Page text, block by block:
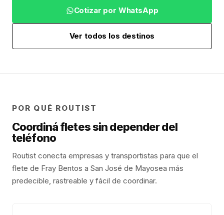
Cotizar por WhatsApp
Ver todos los destinos
POR QUÉ ROUTIST
Coordiná fletes sin depender del
teléfono
Routist conecta empresas y transportistas para que el
flete de Fray Bentos a San José de Mayosea más
predecible, rastreable y fácil de coordinar.